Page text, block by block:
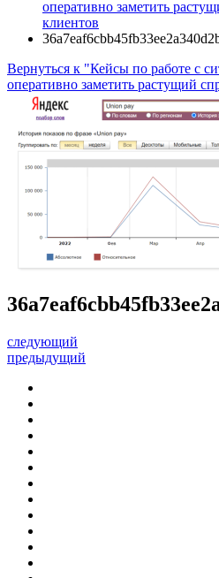
оперативно заметить
клиентов
Вернуться к "Кейсы по работе с
оперативно заметить растущий
следующий
предыдущий